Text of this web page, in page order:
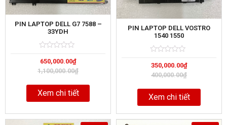
PIN LAPTOP DELL G7 7588 –
33YDH
0
out
of
1,100,000.00₫
650,000.00₫
Xem chi tiết
PIN LAPTOP DELL VOSTRO
1540 1550
0
out
of
400,000.00₫
350,000.00₫
Xem chi tiết